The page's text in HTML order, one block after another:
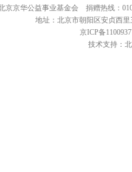
京京华公益事业基金会 捐赠热线：
地址：北京市朝阳区安贞西
京ICP备
技术支持：